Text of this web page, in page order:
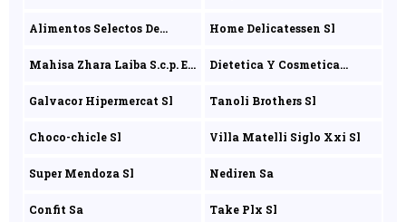
Alimentos Selectos De
Home Delicatessen Sl
Mahisa Zhara Laiba S.c.p. En
Dietetica Y Cosmetica
Galvacor Hipermercat Sl
Tanoli Brothers Sl
Choco-chicle Sl Villa Matelli Siglo Xxi Sl
Super Mendoza Sl Nediren Sa
Confit Sa Take Plx Sl